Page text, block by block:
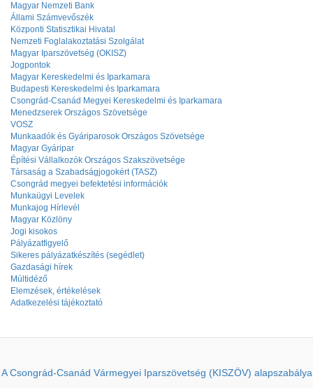
Magyar Nemzeti Bank
Állami Számvevőszék
Központi Statisztikai Hivatal
Nemzeti Foglalakoztatási Szolgálat
Magyar Iparszövetség (OKISZ)
Jogpontok
Magyar Kereskedelmi és Iparkamara
Budapesti Kereskedelmi és Iparkamara
Csongrád-Csanád Megyei Kereskedelmi és Iparkamara
Menedzserek Országos Szövetsége
VOSZ
Munkaadók és Gyáriparosok Országos Szövetsége
Magyar Gyáripar
Építési Vállalkozók Országos Szakszövetsége
Társaság a Szabadságjogokért (TASZ)
Csongrád megyei befektetési információk
Munkaügyi Levelek
Munkajog Hírlevél
Magyar Közlöny
Jogi kisokos
Pályázatfigyelő
Sikeres pályázatkészítés (segédlet)
Gazdasági hírek
Múltidéző
Elemzések, értékelések
Adatkezelési tájékoztató
A Csongrád-Csanád Vármegyei Iparszövetség (KISZÖV) alapszabálya